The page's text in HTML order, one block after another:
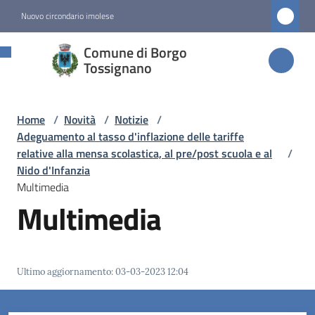
Nuovo circondario imolese
Comune di Borgo
Tossignano
Comune di
Borgo
Amministrazione
Novità
Menu selezionato
Home / Novità / Notizie /
Adeguamento al tasso d'inflazione delle tariffe
relative alla mensa scolastica, al pre/post scuola e al
Nido d'Infanzia
/
Multimedia
Multimedia
Ultimo aggiornamento:03-03-2023 12:04